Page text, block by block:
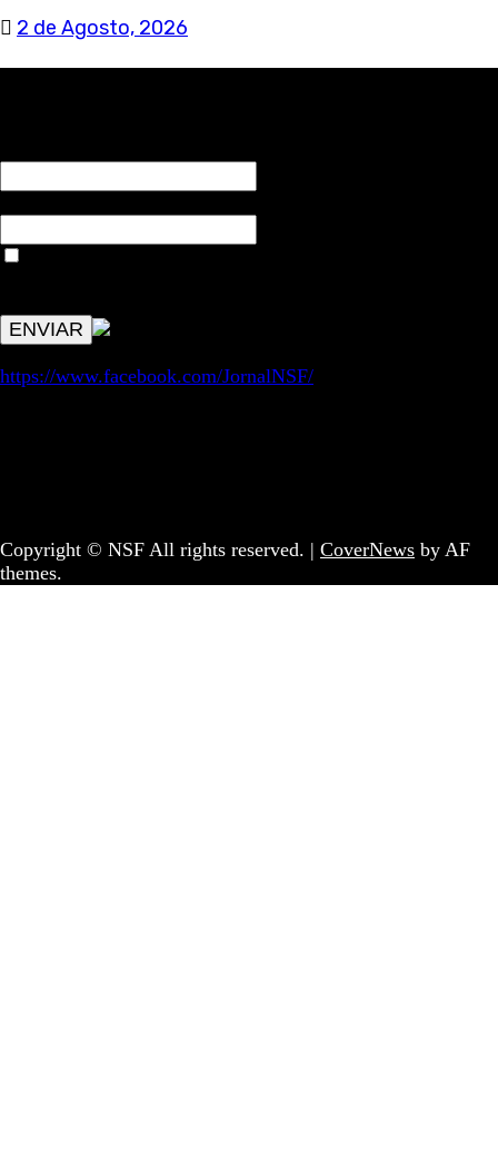
2 de Agosto, 2026
https://www.facebook.com/JornalNSF/
Copyright © NSF All rights reserved. | CoverNews by AF
themes.